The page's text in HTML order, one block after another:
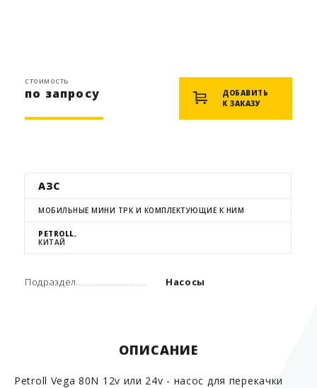
стоимость
по запросу
ДОБАВИТЬ
К ЗАКАЗУ
АЗС
МОБИЛЬНЫЕ МИНИ ТРК И КОМПЛЕКТУЮЩИЕ К НИМ
PETROLL,
КИТАЙ
Подраздел Насосы
ОПИСАНИЕ
Petroll Vega 80N 12v или 24v - насос для перекачки